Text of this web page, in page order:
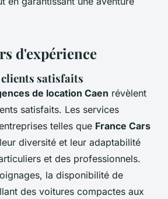
d'expérience
clients satisfaits
de location Caen révèlent
satisfaits. Les services
telles que France Cars
diversité et leur adaptabilité
et des professionnels.
la disponibilité de
des voitures compactes aux